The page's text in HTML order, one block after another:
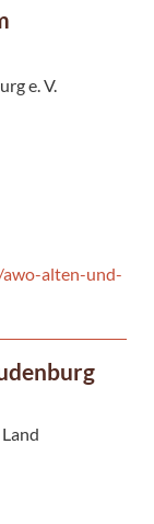
e. V.
alten-und-